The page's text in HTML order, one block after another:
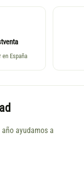
España
ayudamos a